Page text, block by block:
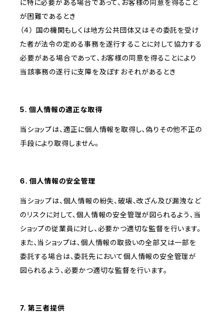
に特に必要がある場合であって、お客様の同意を得ること
が困難であるとき
（４） 国の機関もしくは地方公共団体又はその委託を受け
た者が法令の定める事務を遂行することに対して協力する
必要がある場合であって、お客様の同意を得ることにより
当該事務の遂行に支障を及ぼすおそれがあるとき
5. 個人情報の適正な取得
当ショップは、適正に個人情報を取得し、偽りその他不正の
手段により取得しません。
6. 個人情報の安全管理
当ショップは、個人情報の紛失、破壊、改ざん及び漏洩など
のリスクに対して、個人情報の安全管理が図られるよう、当
ショップの従業員に対し、必要かつ適切な監督を行います。
また、当ショップは、個人情報の取扱いの全部又は一部を
委託する場合は、委託先において個人情報の安全管理が
図られるよう、必要かつ適切な監督を行います。
7. 第三者提供